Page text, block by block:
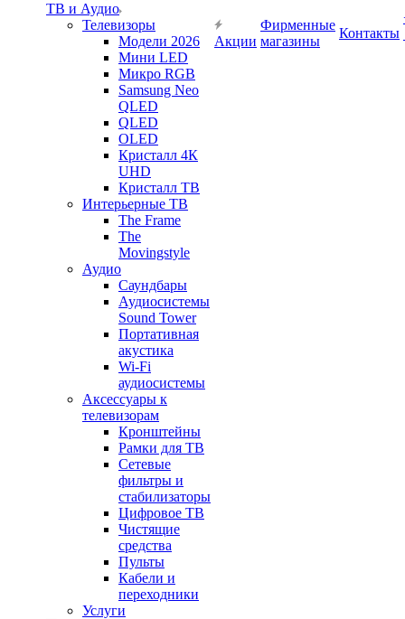
ТВ и Аудио
Телевизоры
Модели 2026
Мини LED
Микро RGB
Samsung Neo
QLED
QLED
OLED
Кристалл 4К
UHD
Кристалл ТВ
Интерьерные ТВ
The Frame
The
Movingstyle
Аудио
Саундбары
Аудиосистемы
Sound Tower
Портативная
акустика
Wi-Fi
аудиосистемы
Аксессуары к
телевизорам
Кронштейны
Рамки для ТВ
Сетевые
фильтры и
стабилизаторы
Цифровое ТВ
Чистящие
средства
Пульты
Кабели и
переходники
Услуги
Акции
Фирменные
магазины
Контакты